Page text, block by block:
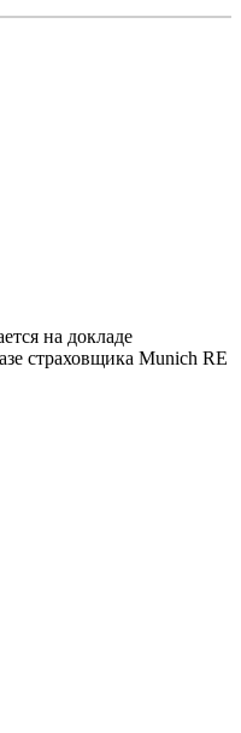
на докладе
страховщика Munich RE